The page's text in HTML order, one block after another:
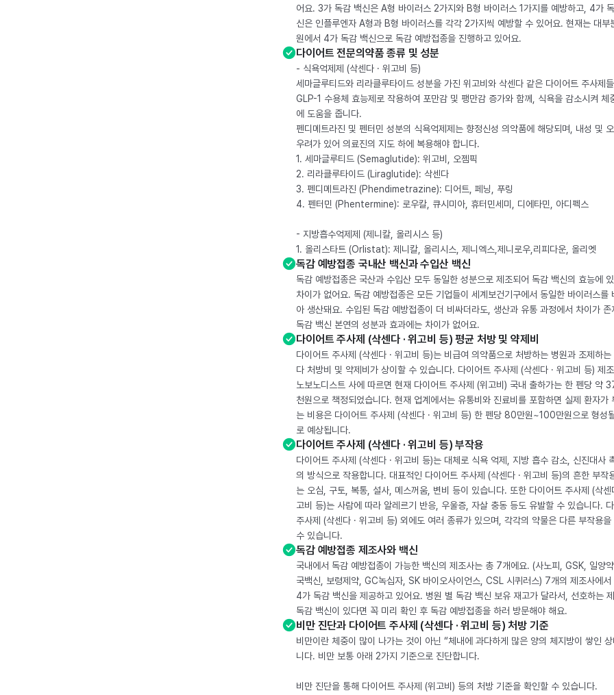
어요. 3가 독감 백신은 A형 바이러스 2가지와 B형 바이러스 1가지를 예방하고, 4가
신은 인플루엔자 A형과 B형 바이러스를 각각 2가지씩 예방할 수 있어요. 현재는 대부
원에서 4가 독감 백신으로 독감 예방접종을 진행하고 있어요.
다이어트 전문의약품 종류 및 성분
- 식욕억제제 (삭센다 · 위고비 등)
세마글루티드와 리라클루타이드 성분을 가진 위고비와 삭센다 같은 다이어트 주사제
GLP-1 수용체 효능제로 작용하여 포만감 및 팽만감 증가와 함께, 식욕을 감소시켜 체
에 도움을 줍니다.
펜디메트라진 및 펜터민 성분의 식욕억제제는 향정신성 의약품에 해당되며, 내성 및
우려가 있어 의료진의 지도 하에 복용해야 합니다.
1. 세마글루티드 (Semaglutide): 위고비, 오젬픽
2. 리라클루타이드 (Liraglutide): 삭센다
3. 펜디메트라진 (Phendimetrazine): 디어트, 페닝, 푸링
4. 펜터민 (Phentermine): 로우칼, 큐시미아, 휴터민세미, 디에타민, 아디펙스
- 지방흡수억제제 (제니칼, 올리시스 등)
1. 올리스타트 (Orlistat): 제니칼, 올리시스, 제니엑스,제니로우,리피다운, 올리엣
독감 예방접종 국내산 백신과 수입산 백신
독감 예방접종은 국산과 수입산 모두 동일한 성분으로 제조되어 독감 백신의 효능에
차이가 없어요. 독감 예방접종은 모든 기업들이 세계보건기구에서 동일한 바이러스를
아 생산돼요. 수입된 독감 예방접종이 더 비싸더라도, 생산과 유통 과정에서 차이가 존
독감 백신 본연의 성분과 효과에는 차이가 없어요.
다이어트 주사제 (삭센다 · 위고비 등) 평균 처방 및 약제비
다이어트 주사제 (삭센다 · 위고비 등)는 비급여 의약품으로 처방하는 병원과 조제하는
다 처방비 및 약제비가 상이할 수 있습니다. 다이어트 주사제 (삭센다 · 위고비 등) 제
노보노디스트 사에 따르면 현재 다이어트 주사제 (위고비) 국내 출하가는 한 펜당 약
천원으로 책정되었습니다. 현재 업계에서는 유통비와 진료비를 포함하면 실제 환자가
는 비용은 다이어트 주사제 (삭센다 · 위고비 등) 한 펜당 80만원~100만원으로 형성
로 예상됩니다.
다이어트 주사제 (삭센다 · 위고비 등) 부작용
다이어트 주사제 (삭센다 · 위고비 등)는 대체로 식욕 억제, 지방 흡수 감소, 신진대사
의 방식으로 작용합니다. 대표적인 다이어트 주사제 (삭센다 · 위고비 등)의 흔한 부작
는 오심, 구토, 복통, 설사, 메스꺼움, 변비 등이 있습니다. 또한 다이어트 주사제 (삭센
고비 등)는 사람에 따라 알레르기 반응, 우울증, 자살 충동 등도 유발할 수 있습니다.
주사제 (삭센다 · 위고비 등) 외에도 여러 종류가 있으며, 각각의 약물은 다른 부작용을
수 있습니다.
독감 예방접종 제조사와 백신
국내에서 독감 예방접종이 가능한 백신의 제조사는 총 7개에요. (사노피, GSK, 일양
국백신, 보령제약, GC녹십자, SK 바이오사이언스, CSL 시퀴러스) 7개의 제조사에서
4가 독감 백신을 제공하고 있어요. 병원 별 독감 백신 보유 재고가 달라서, 선호하는
독감 백신이 있다면 꼭 미리 확인 후 독감 예방접종을 하러 방문해야 해요.
비만 진단과 다이어트 주사제 (삭센다 · 위고비 등) 처방 기준
비만이란 체중이 많이 나가는 것이 아닌 “체내에 과다하게 많은 양의 체지방이 쌓인
니다. 비만 보통 아래 2가지 기준으로 진단합니다.
비만 진단을 통해 다이어트 주사제 (위고비) 등의 처방 기준을 확인할 수 있습니다.